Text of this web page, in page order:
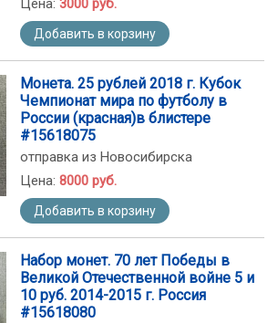
Цена: 3000 руб.
Добавить в корзину
Монета. 25 рублей 2018 г. Кубок
Чемпионат мира по футболу в
России (красная)в блистере
#15618075
отправка из Новосибирска
Цена: 8000 руб.
Добавить в корзину
Набор монет. 70 лет Победы в
Великой Отечественной войне 5 и
10 руб. 2014-2015 г. Россия
#15618080